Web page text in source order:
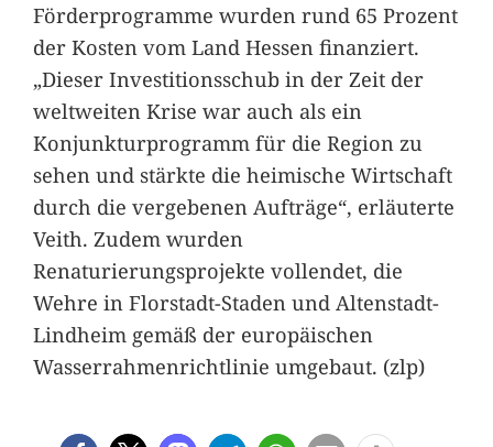
Förderprogramme wurden rund 65 Prozent
der Kosten vom Land Hessen finanziert.
„Dieser Investitionsschub in der Zeit der
weltweiten Krise war auch als ein
Konjunkturprogramm für die Region zu
sehen und stärkte die heimische Wirtschaft
durch die vergebenen Aufträge“, erläuterte
Veith. Zudem wurden
Renaturierungsprojekte vollendet, die
Wehre in Florstadt-Staden und Altenstadt-
Lindheim gemäß der europäischen
Wasserrahmenrichtlinie umgebaut. (zlp)